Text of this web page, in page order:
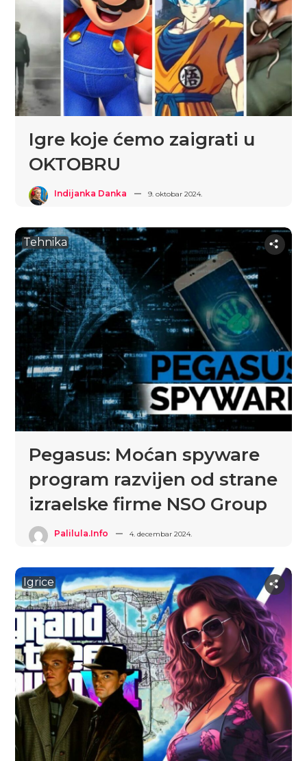
Igre koje ćemo zaigrati u
OKTOBRU
Indijanka Danka 9. oktobar 2024.
Tehnika
Pegasus: Moćan spyware
program razvijen od strane
izraelske firme NSO Group
Palilula.info 4. decembar 2024.
Igrice